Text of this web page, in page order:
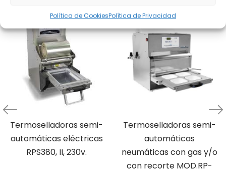
Política de CookiesPolítica de Privacidad
Termoselladoras semi-
automáticas eléctricas
RPS380, II, 230v.
Termoselladoras semi-
automáticas
neumáticas con gas y/o
con recorte MOD.RP-